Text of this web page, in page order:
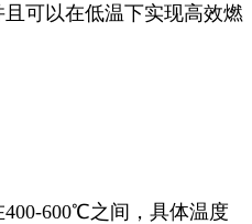
可以在低温下实现高效燃
600℃之间，具体温度